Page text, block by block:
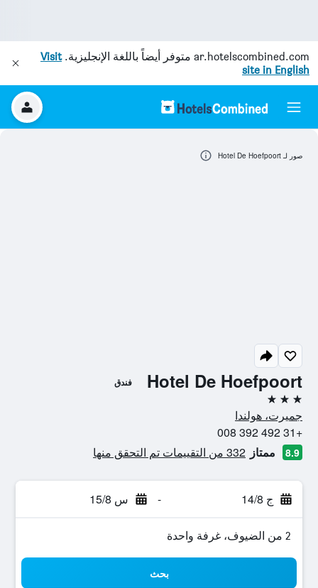
ar.hotelscombined.com متوفر أيضاً باللغة الإنجليزية.Visit
site in English
Hotel De Hoefpoort فندق
3 نجوم
جميرت، هولندا
+31 492 392 008
8.9 ممتاز 332 من التقييمات تم التحقق منها
ج 14/8 - س 15/8
2 من الضيوف، غرفة واحدة
بحث
صور لـ Hotel De Hoefpoort